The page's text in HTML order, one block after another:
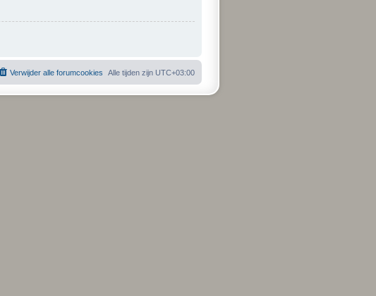
Alle tijden zijn UTC+03:00
Verwijder alle forumcookies